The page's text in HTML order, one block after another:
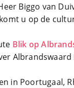
Biggo van
u op de
Blik op
Albrandswaard
in Poortugaal,